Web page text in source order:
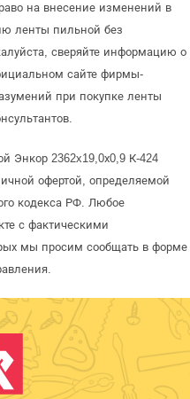
на внесение изменений в
ленты пильной без
сверяйте информацию о
сайте фирмы-
при покупке ленты
Энкор 2362x19,0х0,9 К-424
офертой, определяемой
кодекса РФ. Любое
с фактическими
мы просим сообщать в форме